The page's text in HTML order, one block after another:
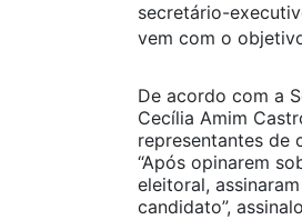
secretário-
vem com o
De acordo com a
Cecília Amim
representantes de
“Após opinarem
eleitoral,
candidato”,